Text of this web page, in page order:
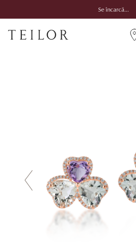
Se încarcă...